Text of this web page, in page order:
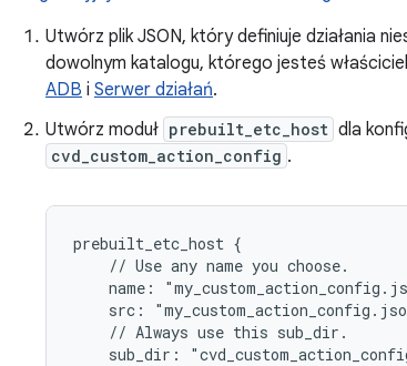
Utwórz plik JSON, który definiuje działania
dowolnym katalogu, którego jesteś
ADB i Serwer działań.
Utwórz moduł prebuilt_etc_host dla
cvd_custom_action_config .
prebuilt_etc_host {
    // Use any name you choose.
name:
src:
    // Always use this sub_dir.
sub_dir: